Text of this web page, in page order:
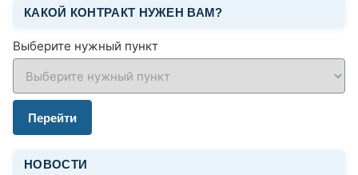
КАКОЙ КОНТРАКТ НУЖЕН ВАМ?
Выберите нужный пункт
Перейти
НОВОСТИ